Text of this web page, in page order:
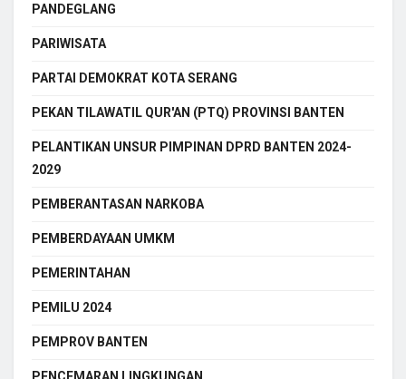
PANDEGLANG
PARIWISATA
PARTAI DEMOKRAT KOTA SERANG
PEKAN TILAWATIL QUR'AN (PTQ) PROVINSI BANTEN
PELANTIKAN UNSUR PIMPINAN DPRD BANTEN 2024-
2029
PEMBERANTASAN NARKOBA
PEMBERDAYAAN UMKM
PEMERINTAHAN
PEMILU 2024
PEMPROV BANTEN
PENCEMARAN LINGKUNGAN